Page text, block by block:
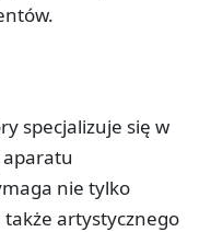
specjalizuje się w
nie tylko
artystycznego